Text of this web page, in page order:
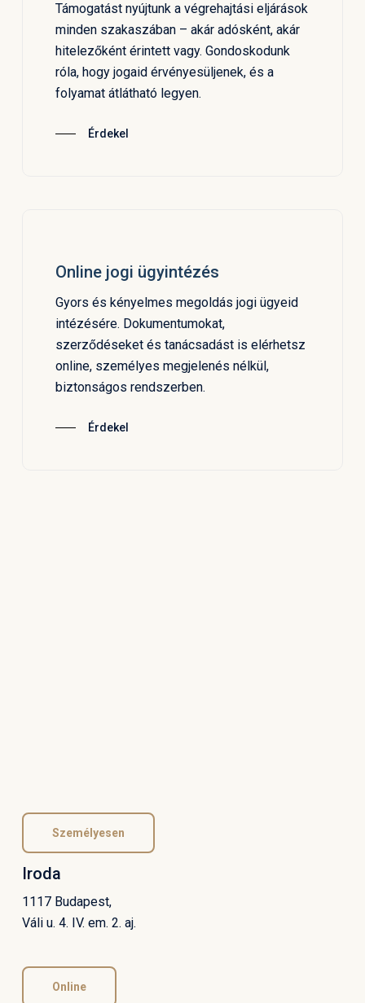
Támogatást nyújtunk a végrehajtási eljárások
minden szakaszában – akár adósként, akár
hitelezőként érintett vagy. Gondoskodunk
róla, hogy jogaid érvényesüljenek, és a
folyamat átlátható legyen.
Érdekel
Online jogi ügyintézés
Gyors és kényelmes megoldás jogi ügyeid
intézésére. Dokumentumokat,
szerződéseket és tanácsadást is elérhetsz
online, személyes megjelenés nélkül,
biztonságos rendszerben.
Érdekel
Személyesen
Iroda
1117 Budapest,
Váli u. 4. IV. em. 2. aj.
Online